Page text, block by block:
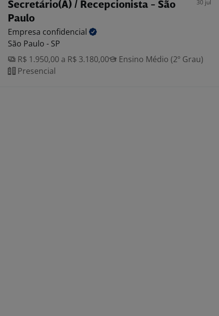
Secretário(A) / Recepcionista - São
Paulo
30 jul
Empresa confidencial
São Paulo - SP
R$ 1.950,00 a R$ 3.180,00
Ensino Médio (2º Grau)
Presencial